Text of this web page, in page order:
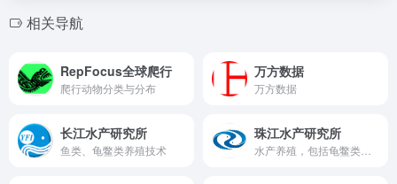
相关导航
RepFocus全球爬行
爬行动物分类与分布
万方数据
万方数据
长江水产研究所
鱼类、龟鳖类养殖技术
珠江水产研究所